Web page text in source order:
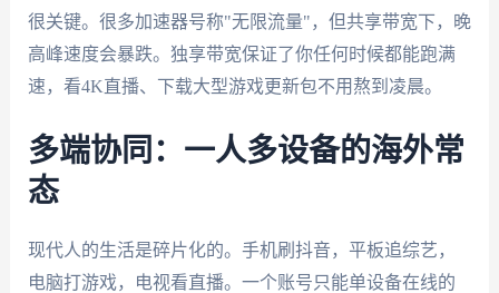
很关键。很多加速器号称"无限流量"，但共享带宽下，晚
高峰速度会暴跌。独享带宽保证了你任何时候都能跑满
速，看4K直播、下载大型游戏更新包不用熬到凌晨。
多端协同：一人多设备的海外常
态
现代人的生活是碎片化的。手机刷抖音，平板追综艺，
电脑打游戏，电视看直播。一个账号只能单设备在线的